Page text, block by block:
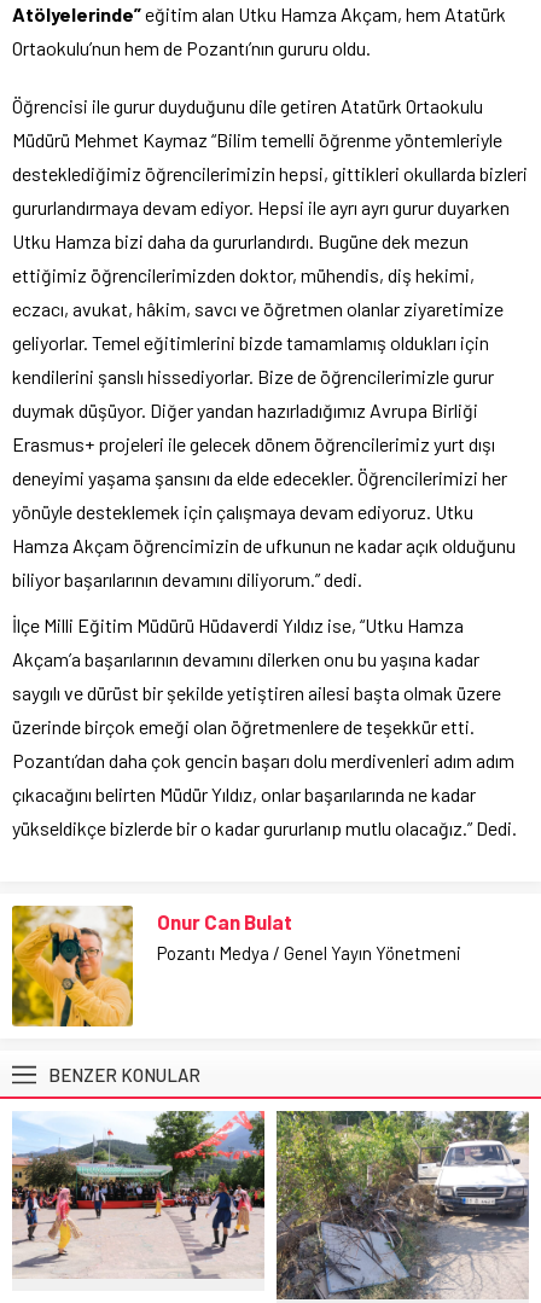
Atölyelerinde”eğitim alan Utku Hamza Akçam, hem Atatürk
Ortaokulu’nun hem de Pozantı’nın gururu oldu.
Öğrencisi ile gurur duyduğunu dile getiren Atatürk Ortaokulu
Müdürü Mehmet Kaymaz “Bilim temelli öğrenme yöntemleriyle
desteklediğimiz öğrencilerimizin hepsi, gittikleri okullarda bizleri
gururlandırmaya devam ediyor. Hepsi ile ayrı ayrı gurur duyarken
Utku Hamza bizi daha da gururlandırdı. Bugüne dek mezun
ettiğimiz öğrencilerimizden doktor, mühendis, diş hekimi,
eczacı, avukat, hâkim, savcı ve öğretmen olanlar ziyaretimize
geliyorlar. Temel eğitimlerini bizde tamamlamış oldukları için
kendilerini şanslı hissediyorlar. Bize de öğrencilerimizle gurur
duymak düşüyor. Diğer yandan hazırladığımız Avrupa Birliği
Erasmus+ projeleri ile gelecek dönem öğrencilerimiz yurt dışı
deneyimi yaşama şansını da elde edecekler. Öğrencilerimizi her
yönüyle desteklemek için çalışmaya devam ediyoruz. Utku
Hamza Akçam öğrencimizin de ufkunun ne kadar açık olduğunu
biliyor başarılarının devamını diliyorum.” dedi.
İlçe Milli Eğitim Müdürü Hüdaverdi Yıldız ise, “Utku Hamza
Akçam’a başarılarının devamını dilerken onu bu yaşına kadar
saygılı ve dürüst bir şekilde yetiştiren ailesi başta olmak üzere
üzerinde birçok emeği olan öğretmenlere de teşekkür etti.
Pozantı’dan daha çok gencin başarı dolu merdivenleri adım adım
çıkacağını belirten Müdür Yıldız, onlar başarılarında ne kadar
yükseldikçe bizlerde bir o kadar gururlanıp mutlu olacağız.” Dedi.
Onur Can Bulat
Pozantı Medya / Genel Yayın Yönetmeni
BENZER KONULAR